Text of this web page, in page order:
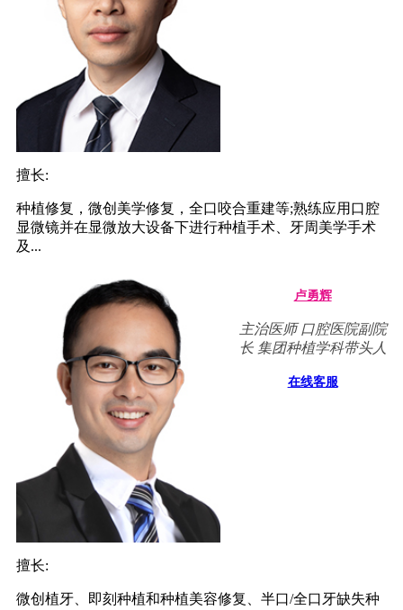
擅长:
种植修复，微创美学修复，全口咬合重建等;熟练应用口腔
显微镜并在显微放大设备下进行种植手术、牙周美学手术
及...
卢勇辉
主治医师 口腔医院副院
长 集团种植学科带头人
在线客服
擅长:
微创植牙、即刻种植和种植美容修复、半口/全口牙缺失种